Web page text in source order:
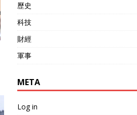
歷史
科技
財經
軍事
META
Log in